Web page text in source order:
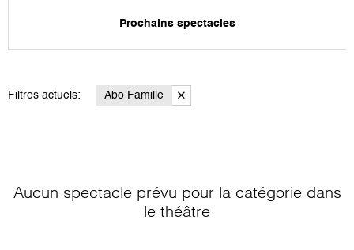
Prochains spectacles
Filtres actuels: Abo Famille
Aucun spectacle prévu pour la catégorie dans
le théâtre